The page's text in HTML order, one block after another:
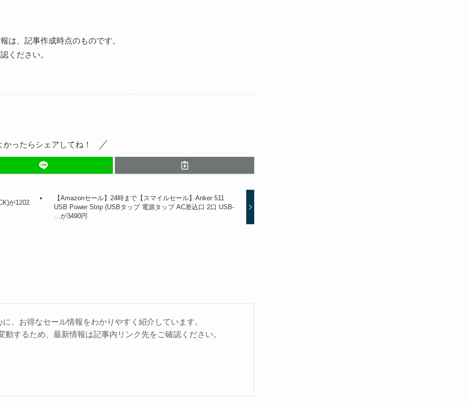
は、記事作成時点のものです。
ください。
かったらシェアしてね！
が1202
【Amazonセール】24時まで【スマイルセール】Anker 511
USB Power Strip (USBタップ 電源タップ AC差込口 2口 USB-
…が3490円
、お得なセール情報をわかりやすく紹介しています。
動するため、最新情報は記事内リンク先をご確認ください。